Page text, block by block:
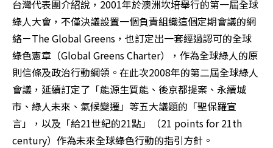
台灣代表團介紹說，2001年於澳洲坎培舉行的第一屆全球
綠人大會，不僅決議設置一個負責組織這個定期會議的網
絡－The Global Greens，也訂定出一套經過認可的全球
綠色憲章（Global Greens Charter），作為全球綠人的原
則信條及政治行動綱領。在此次2008年的第二屆全球綠人
會議，延續訂定了「能源生質能、後京都提案、永續城
市、綠人未來、氣候變遷」等五大議題的「聖保羅宣
言」，以及「給21世紀的21點」（21 points for 21th
century）作為未來全球綠色行動的指引方針。